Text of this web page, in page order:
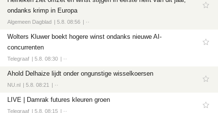
ondanks krimp in Europa
Algemeen Dagblad 5.8. 08:56 ··
Wolters Kluwer boekt hogere winst ondanks nieuwe AI-
concurrenten
Telegraaf 5.8. 08:30 ··
Ahold Delhaize lijdt onder ongunstige wisselkoersen
NU.nl 5.8. 08:21 ··
LIVE | Damrak futures kleuren groen
Telegraaf 5.8. 08:15 ··